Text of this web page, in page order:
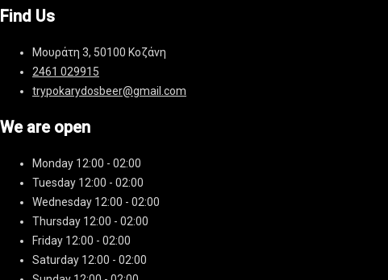
Find Us
Μουράτη 3, 50100 Κοζάνη
2461 029915
trypokarydosbeer@gmail.com
We are open
Monday 12:00 - 02:00
Tuesday 12:00 - 02:00
Wednesday 12:00 - 02:00
Thursday 12:00 - 02:00
Friday 12:00 - 02:00
Saturday 12:00 - 02:00